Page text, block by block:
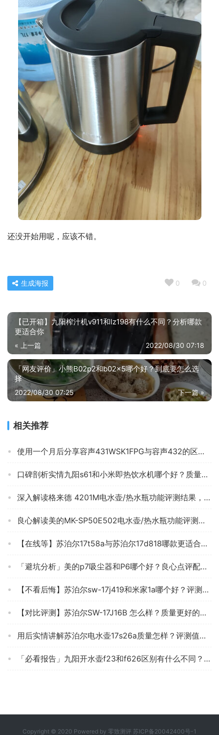
还没开始用呢，应该不错。
0 0
生成海报
【已开箱】九阳榨汁机v911和lz198有什么不同？分析哪款
更适合你
« 上一篇 2022/08/30 07:18
「网友评价」小熊B02p2和b02x5哪个好？到底要怎么选
择
下一篇 »
2022/08/30 07:25
相关推荐
使用一个月后分享容声431WSK1FPG与容声432的区别？评测比较哪款好
口碑剖析实情九阳s61和小米即热饮水机哪个好？质量真的差吗
深入解读格来德 4201M电水壶/热水瓶功能评测结果，看看买家怎么样评价的
良心解读美的MK-SP50E502电水壶/热水瓶功能评测结果，看看买家怎么样评价的
【在线等】苏泊尔17t58a与苏泊尔17d818哪款更适合？只选对的不选贵的
「避坑分析」美的p7吸尘器和P6哪个好？良心点评配置区别
【不看后悔】苏泊尔sw-17j419和米家1a哪个好？评测解读该怎么选
【对比评测】苏泊尔SW-17J16B 怎么样？质量更好的电水壶/热水瓶需要了解哪些细节！
用后实情讲解苏泊尔电水壶17s26a质量怎样？评测值得买吗
「必看报告」九阳开水壶f23和f626区别有什么不同？哪个更合适
Copyright © 2020 Powered by 零致测评 苏ICP备20042400号-1